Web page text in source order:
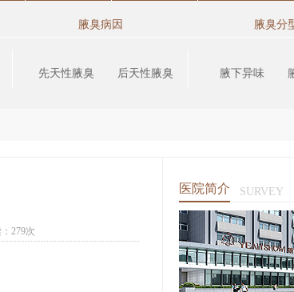
腋臭病因
先天性腋臭 后天性腋臭
腋臭分
腋下异味
279次
医院简介 SURVEY